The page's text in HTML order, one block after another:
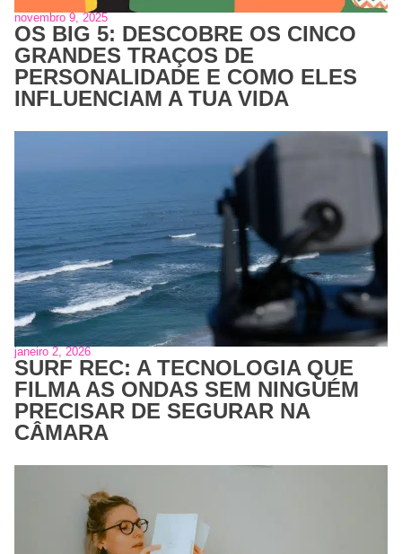
novembro 9, 2025
OS BIG 5: DESCOBRE OS CINCO
GRANDES TRAÇOS DE
PERSONALIDADE E COMO ELES
INFLUENCIAM A TUA VIDA
janeiro 2, 2026
SURF REC: A TECNOLOGIA QUE
FILMA AS ONDAS SEM NINGUÉM
PRECISAR DE SEGURAR NA
CÂMARA